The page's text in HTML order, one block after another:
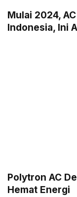
Mulai 2024,
Indonesia, Ini
Polytron AC
Hemat Energi